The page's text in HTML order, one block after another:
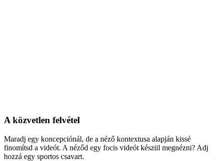
A közvetlen felvétel
Maradj egy koncepciónál, de a néző kontextusa alapján kissé
finomítsd a videót. A néződ egy focis videót készül megnézni? Adj
hozzá egy sportos csavart.